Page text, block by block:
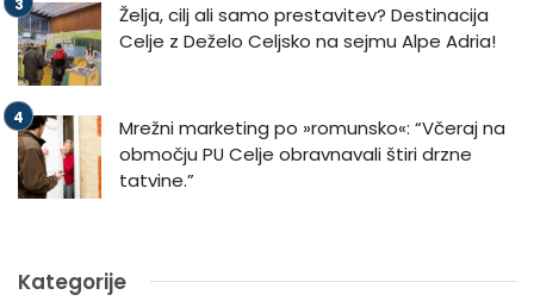
Želja, cilj ali samo prestavitev? Destinacija
Celje z Deželo Celjsko na sejmu Alpe Adria!
Mrežni marketing po »romunsko«: “Včeraj na
območju PU Celje obravnavali štiri drzne
tatvine.”
Kategorije